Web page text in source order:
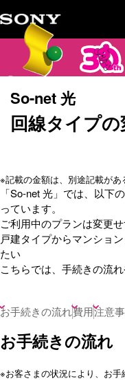
So-net 光
回線タイプ
※記載の金額は、別途記載があ
「So-net 光」では、以下
っています。
ご利用中のプランは変更
戸建タイプからマンショ
たい
こちらでは、手続きの流
お手続きの流れ費用注意
お手続きの流れ
※お客さまの状況により、お